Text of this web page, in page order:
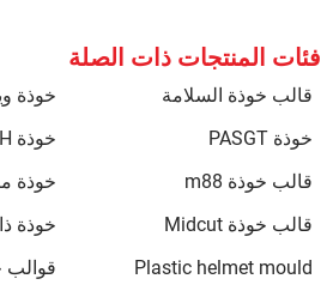
فئات المنتجات ذات الصلة
قالب خوذة السلامة
خوذة
خوذة PASGT
خوذة MICH
قالب خوذة m88
خوذة
قالب خوذة Midcut
خوذة
Plastic helmet mould
قوالب